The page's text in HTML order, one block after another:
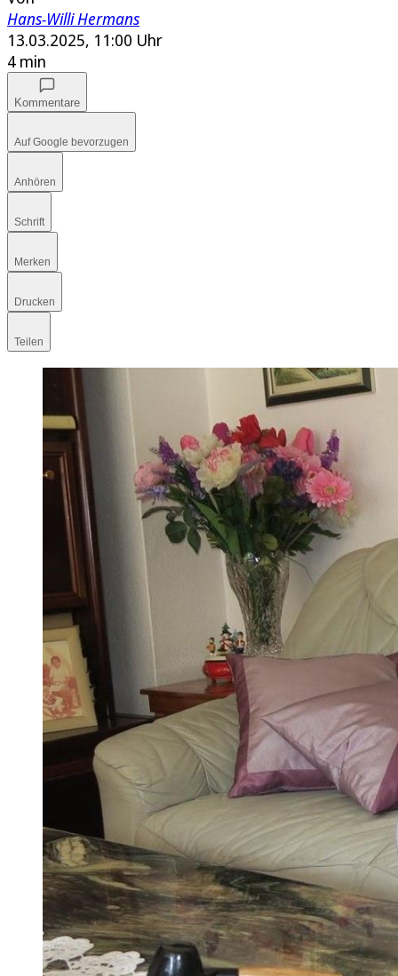
Hans-Willi Hermans
13.03.2025, 11:00 Uhr
4 min
Kommentare
Auf Google bevorzugen
Anhören
Schrift
Merken
Drucken
Teilen